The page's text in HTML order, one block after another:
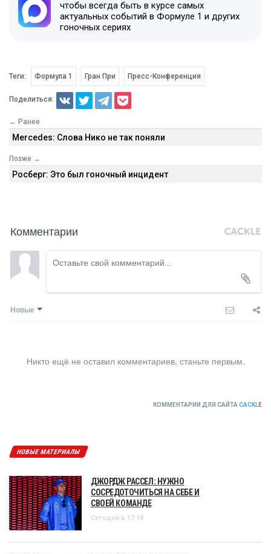
чтобы всегда быть в курсе самых
актуальных событий в Формуле 1 и других
гоночных сериях
Теги: Формула 1 Гран При Пресс-Конференция
Поделиться:
← Ранее
Mercedes: Слова Нико не так поняли
Позже →
Росберг: Это был гоночный инцидент
Комментарии
Новые
Никто ещё не оставил комментариев, станьте первым.
КОММЕНТАРИИ ДЛЯ САЙТА CACKLE
НОВЫЕ МАТЕРИАЛЫ
ДЖОРДЖ РАССЕЛ: НУЖНО
СОСРЕДОТОЧИТЬСЯ НА СЕБЕ И
СВОЕЙ КОМАНДЕ
Сегодня в 17:18